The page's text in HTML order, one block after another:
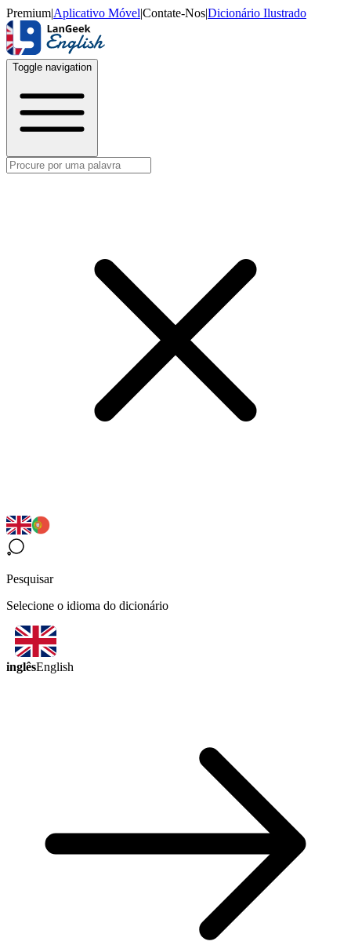
Premium|Aplicativo Móvel|Contate-Nos|Dicionário Ilustrado
Toggle navigation
Pesquisar
Selecione o idioma do dicionário
inglêsEnglish